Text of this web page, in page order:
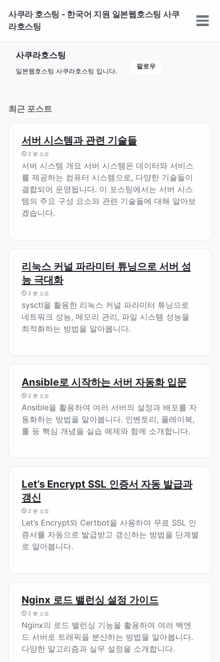
primary
navigation
content
footer
사쿠라 호스팅 - 한국어 지원 일본웹호스팅 사쿠
라호스팅
토
사쿠라호스팅
일본웹호스팅 사쿠라호스팅 입니다.
팔로우
최근 포스트
서버 시스템과 관련 기술들
2 분 소요
서버 시스템 개요 서버 시스템은 데이터와 서비스
를 제공하는 컴퓨터 시스템으로, 다양한 기술들이
결합되어 운영됩니다. 이 포스팅에서는 서버 시스
템의 주요 구성 요소와 관련 기술들에 대해 알아보
겠습니다.
리눅스 커널 파라미터 튜닝으로 서버 성
능 극대화
2 분 소요
sysctl을 활용한 리눅스 커널 파라미터 튜닝으로
네트워크 성능, 메모리 관리, 파일 시스템 성능을
최적화하는 방법을 알아봅니다.
Ansible로 시작하는 서버 자동화 입문
2 분 소요
Ansible을 활용하여 여러 서버의 설정과 배포를 자
동화하는 방법을 알아봅니다. 인벤토리, 플레이북,
롤 등 핵심 개념을 실습 예제와 함께 소개합니다.
Let’s Encrypt SSL 인증서 자동 발급과
갱신
2 분 소요
Let’s Encrypt와 Certbot을 사용하여 무료 SSL 인
증서를 자동으로 발급받고 갱신하는 방법을 단계별
로 알아봅니다.
Nginx 로드 밸런싱 설정 가이드
2 분 소요
Nginx의 로드 밸런싱 기능을 활용하여 여러 백엔
드 서버로 트래픽을 분산하는 방법을 알아봅니다.
다양한 알고리즘과 실무 설정을 소개합니다.